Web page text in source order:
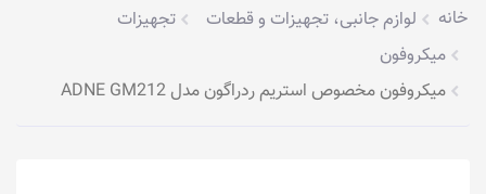
خانه لوازم جانبی، تجهیزات و قطعات
تجهیزات
میکروفون
میکروفون مخصوص استریم ردراگون مدل ADNE GM212